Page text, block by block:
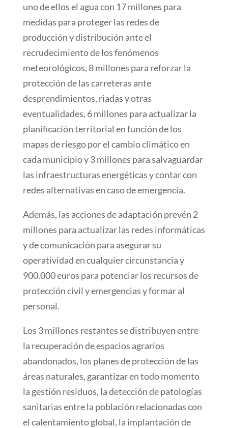
uno de ellos el agua con 17 millones para
medidas para proteger las redes de
producción y distribución ante el
recrudecimiento de los fenómenos
meteorológicos, 8 millones para reforzar la
protección de las carreteras ante
desprendimientos, riadas y otras
eventualidades, 6 millones para actualizar la
planificación territorial en función de los
mapas de riesgo por el cambio climático en
cada municipio y 3 millones para salvaguardar
las infraestructuras energéticas y contar con
redes alternativas en caso de emergencia.
Además, las acciones de adaptación prevén 2
millones para actualizar las redes informáticas
y de comunicación para asegurar su
operatividad en cualquier circunstancia y
900.000 euros para potenciar los recursos de
protección civil y emergencias y formar al
personal.
Los 3 millones restantes se distribuyen entre
la recuperación de espacios agrarios
abandonados, los planes de protección de las
áreas naturales, garantizar en todo momento
la gestión residuos, la detección de patologías
sanitarias entre la población relacionadas con
el calentamiento global, la implantación de